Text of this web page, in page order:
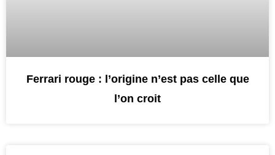
Ferrari rouge : l’origine n’est pas celle que
l’on croit